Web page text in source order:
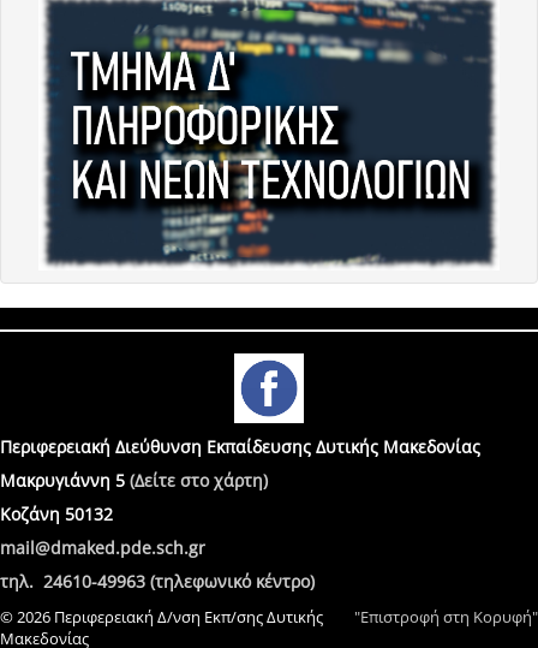
Περιφερειακή Διεύθυνση Εκπαίδευσης Δυτικής Μακεδονίας
Μακρυγιάννη 5 (Δείτε στο χάρτη)
Κοζάνη 50132
mail@dmaked.pde.sch.gr
τηλ. 24610-49963 (τηλεφωνικό κέντρο)
"Επιστροφή στη Κορυφή"
© 2026 Περιφερειακή Δ/νση Εκπ/σης Δυτικής
Μακεδονίας